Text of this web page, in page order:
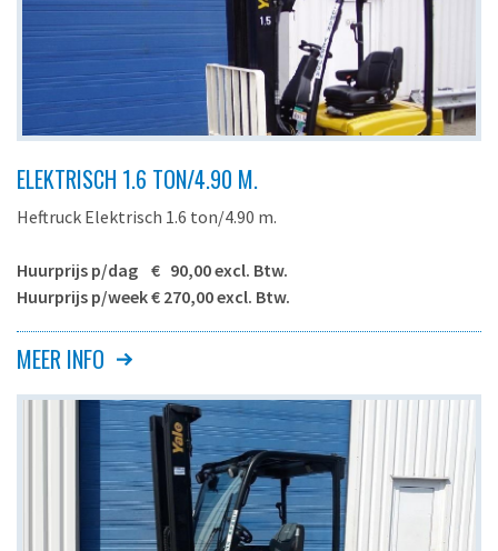
ELEKTRISCH 1.6 TON/4.90 M.
Heftruck Elektrisch 1.6 ton/4.90 m.
Huurprijs p/dag € 90,00 excl. Btw.
Huurprijs p/week € 270,00 excl. Btw.
Aandrijving
accu
Aansluiting lader
400V/5p 16A of 32A *
Maximaal hefvermogen
max. 1600 kg.
Maximale hefhoogte
4.90 meter
Vorklengte
1.20 meter
MEER INFO